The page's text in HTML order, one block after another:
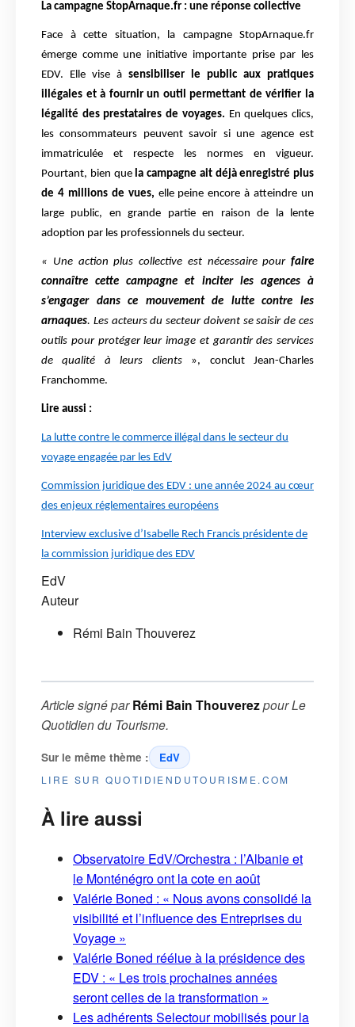
La campagne StopArnaque.fr : une réponse collective
Face à cette situation, la campagne StopArnaque.fr
émerge comme une initiative importante prise par les
EDV. Elle vise à sensibiliser le public aux pratiques
illégales et à fournir un outil permettant de vérifier la
légalité des prestataires de voyages. En quelques clics,
les consommateurs peuvent savoir si une agence est
immatriculée et respecte les normes en vigueur.
Pourtant, bien que la campagne ait déjà enregistré plus
de 4 millions de vues, elle peine encore à atteindre un
large public, en grande partie en raison de la lente
adoption par les professionnels du secteur.
« Une action plus collective est nécessaire pour faire
connaître cette campagne et inciter les agences à
s’engager dans ce mouvement de lutte contre les
arnaques. Les acteurs du secteur doivent se saisir de ces
outils pour protéger leur image et garantir des services
de qualité à leurs clients», conclut Jean-Charles
Franchomme.
Lire aussi :
La lutte contre le commerce illégal dans le secteur du
voyage engagée par les EdV
Commission juridique des EDV : une année 2024 au cœur
des enjeux réglementaires européens
Interview exclusive d’Isabelle Rech Francis présidente de
la commission juridique des EDV
EdV
Auteur
Rémi Bain Thouverez
Article signé parRémi Bain ThouverezpourLe
Quotidien du Tourisme.
Sur le même thème : EdV
LIRE SUR QUOTIDIENDUTOURISME.COM
À lire aussi
Observatoire EdV/Orchestra : l’Albanie et
le Monténégro ont la cote en août
Valérie Boned : « Nous avons consolidé la
visibilité et l’influence des Entreprises du
Voyage »
Valérie Boned réélue à la présidence des
EDV : « Les trois prochaines années
seront celles de la transformation »
Les adhérents Selectour mobilisés pour la